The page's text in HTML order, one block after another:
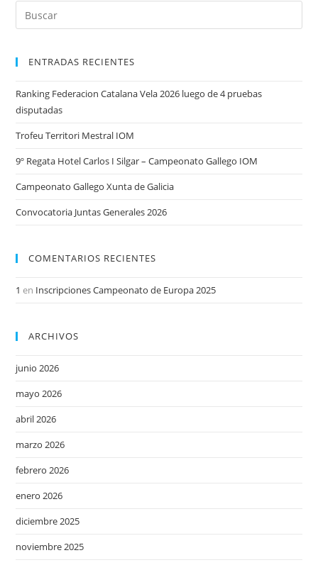
ENTRADAS RECIENTES
Ranking Federacion Catalana Vela 2026 luego de 4 pruebas
disputadas
Trofeu Territori Mestral IOM
9º Regata Hotel Carlos I Silgar – Campeonato Gallego IOM
Campeonato Gallego Xunta de Galicia
Convocatoria Juntas Generales 2026
COMENTARIOS RECIENTES
1 en Inscripciones Campeonato de Europa 2025
ARCHIVOS
junio 2026
mayo 2026
abril 2026
marzo 2026
febrero 2026
enero 2026
diciembre 2025
noviembre 2025